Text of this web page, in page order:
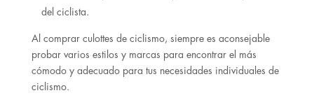
del ciclista.
Al comprar culottes de ciclismo, siempre es aconsejable
probar varios estilos y marcas para encontrar el más
cómodo y adecuado para tus necesidades individuales de
ciclismo.